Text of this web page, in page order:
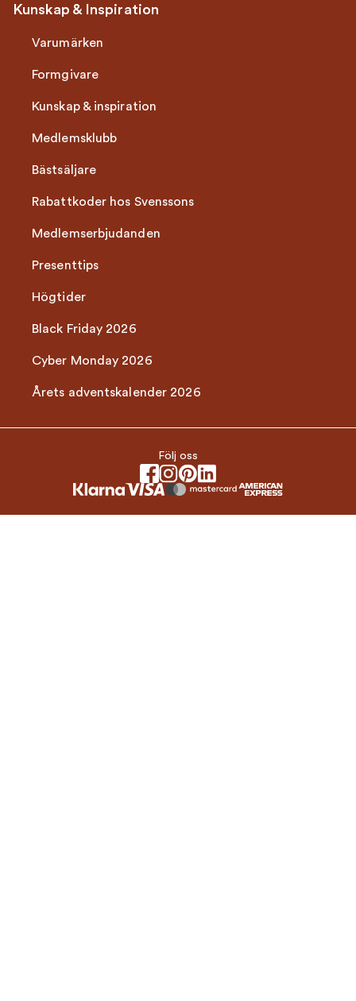
Kunskap & Inspiration
Varumärken
Formgivare
Kunskap & inspiration
Medlemsklubb
Bästsäljare
Rabattkoder hos Svenssons
Medlemserbjudanden
Presenttips
Högtider
Black Friday 2026
Cyber Monday 2026
Årets adventskalender 2026
Följ oss